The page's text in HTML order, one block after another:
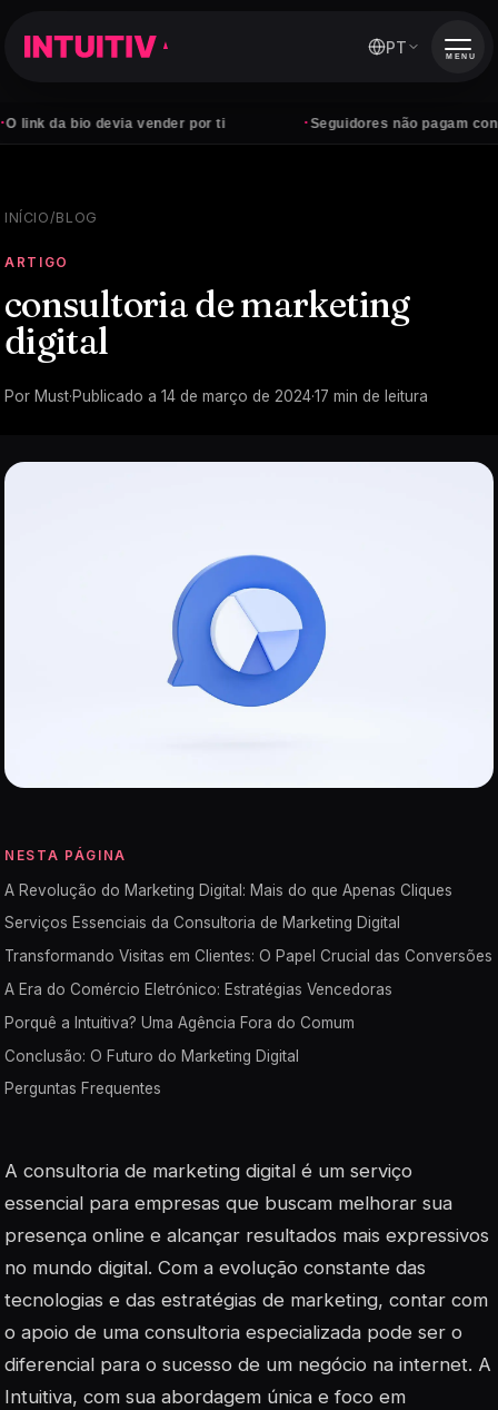
devia vender por ti Seguidores não pagam contas —
PT MENU
INÍCIO/BLOG
ARTIGO
consultoria de marketing
digital
Por Must·Publicado a 14 de março de 2024·17 min de leitura
NESTA PÁGINA
A Revolução do Marketing Digital: Mais do que Apenas Cliques
Serviços Essenciais da Consultoria de Marketing Digital
Transformando Visitas em Clientes: O Papel Crucial das Conversões
A Era do Comércio Eletrónico: Estratégias Vencedoras
Porquê a Intuitiva? Uma Agência Fora do Comum
Conclusão: O Futuro do Marketing Digital
Perguntas Frequentes
A consultoria de marketing digital é um serviço
essencial para empresas que buscam melhorar sua
presença online e alcançar resultados mais expressivos
no mundo digital. Com a evolução constante das
tecnologias e das estratégias de marketing, contar com
o apoio de uma consultoria especializada pode ser o
diferencial para o sucesso de um negócio na internet. A
Intuitiva, com sua abordagem única e foco em